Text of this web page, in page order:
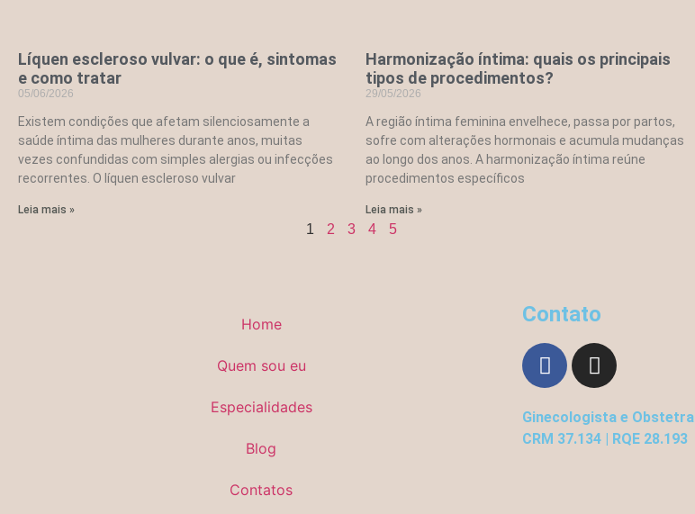
Líquen escleroso vulvar: o que é, sintomas
e como tratar
05/06/2026
Existem condições que afetam silenciosamente a
saúde íntima das mulheres durante anos, muitas
vezes confundidas com simples alergias ou infecções
recorrentes. O líquen escleroso vulvar
Leia mais »
Harmonização íntima: quais os principais
tipos de procedimentos?
29/05/2026
A região íntima feminina envelhece, passa por partos,
sofre com alterações hormonais e acumula mudanças
ao longo dos anos. A harmonização íntima reúne
procedimentos específicos
Leia mais »
1 2 3 4 5
Home
Quem sou eu
Especialidades
Blog
Contatos
Contato
Ginecologista e Obstetra
CRM 37.134 | RQE 28.193